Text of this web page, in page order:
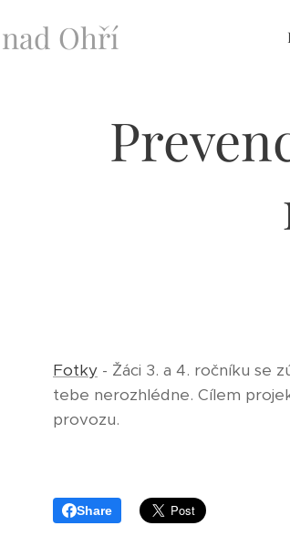
Ohří
Fotky - Žáci 3. a 4. ročníku se
tebe nerozhlédne. Cílem
provozu.
Share